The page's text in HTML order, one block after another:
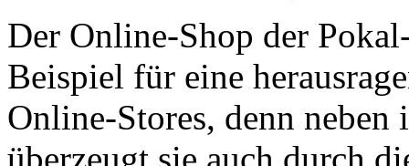
Der Online-Shop der
Beispiel für eine
Online-Stores, denn
überzeugt sie auch durch